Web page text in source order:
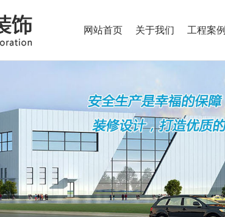
网站首页 关于我们 工程案例